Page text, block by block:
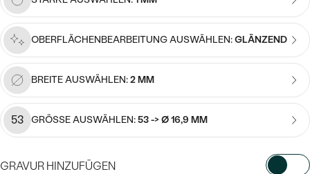
NACH ANLASS
NACH DER FARBE
NACH DER FORM
MASSGEFERTIGTER
DIAMANTEN
Ohrrinnge
ANSEHEN
Personalisierte
Halsketten
Meistverkaufte
Ringe
ANSEHEN
OBERFLÄCHENBEARBEITUNG AUSWÄHLEN:GLÄNZEND
BREITE AUSWÄHLEN:2 MM
53 GRÖSSE AUSWÄHLEN:53 -> Ø 16,9 MM
GRAVUR HINZUFÜGEN